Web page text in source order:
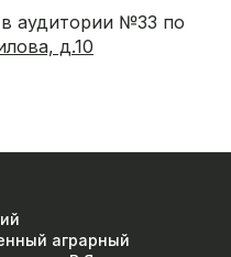
аудитории №33 по
д.10
аграрный